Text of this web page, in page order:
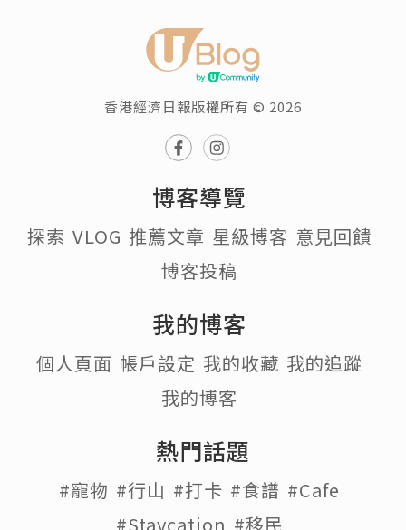
香港經濟日報版權所有 © 2026
博客導覽
探索 VLOG 推薦文章 星級博客 意見回饋
博客投稿
我的博客
個人頁面 帳戶設定 我的收藏 我的追蹤
我的博客
熱門話題
#寵物 #行山 #打卡 #食譜 #Cafe
#Staycation #移民